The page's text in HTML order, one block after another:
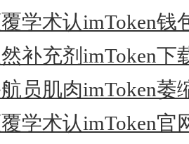
学术认imToken钱
补充剂imToken下
员肌肉imToken萎
学术认imToken官